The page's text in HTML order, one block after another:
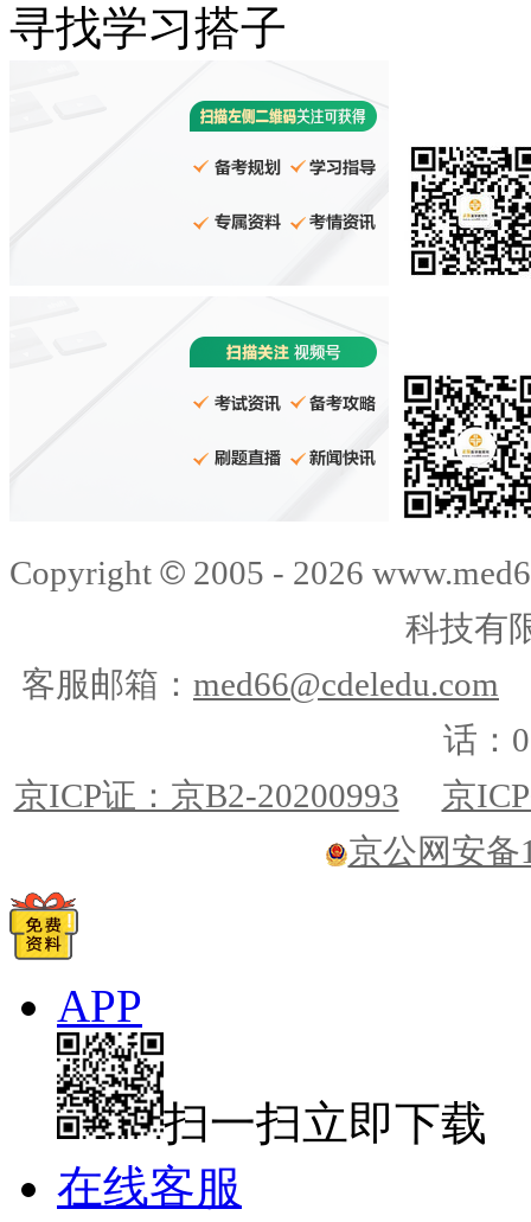
寻找学习搭子
Copyright © 2005 - 2026
科技有
客服邮箱： med66@cdeledu.com
话：
京ICP证：京B2-20200993
京
京公网安备
APP
扫一扫立即下载
在线客服